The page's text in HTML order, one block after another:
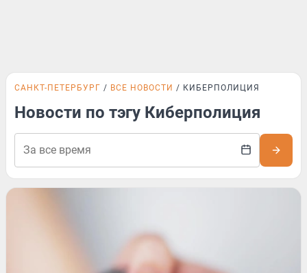
САНКТ-ПЕТЕРБУРГ ВСЕ НОВОСТИ КИБЕРПОЛИЦИЯ
Новости по тэгу Киберполиция